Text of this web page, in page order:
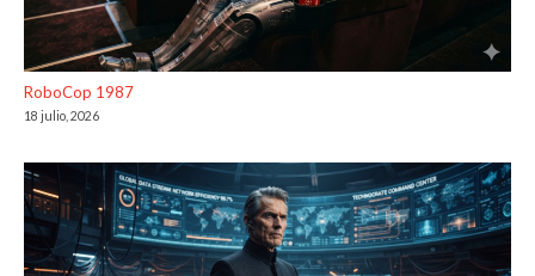
RoboCop 1987
18 julio, 2026